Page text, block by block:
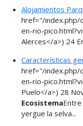
Alojamientos
href="/index.php/
en-rio-
Alerces</a>) 24
Características
href="/index.php/
en-rio-
Puelo</a>) 28
Ecosistema
yergue la selva...